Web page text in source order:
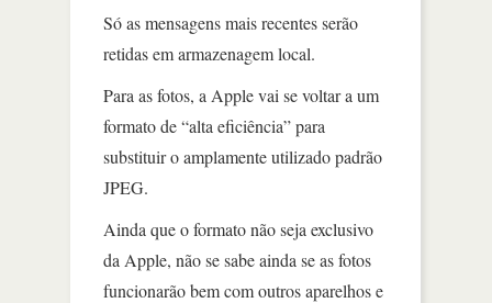
Só as mensagens mais recentes serão
retidas em armazenagem local.
Para as fotos, a Apple vai se voltar a um
formato de “alta eficiência” para
substituir o amplamente utilizado padrão
JPEG.
Ainda que o formato não seja exclusivo
da Apple, não se sabe ainda se as fotos
funcionarão bem com outros aparelhos e